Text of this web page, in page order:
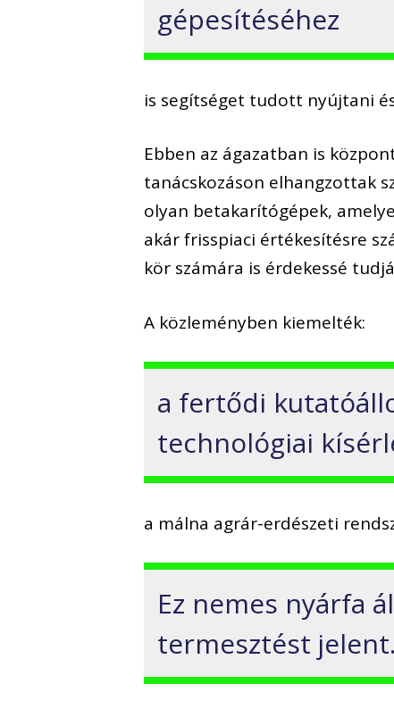
gépesítéséhez
is segítséget tudott nyújtani
Ebben az ágazatban is
tanácskozáson elhangzottak
olyan betakarítógépek,
akár frisspiaci értékesítésre
kör számára is érdekessé
A közleményben kiemelték:
a fertődi
technológiai
a málna agrár-erdészeti
Ez nemes nyárfa
termesztést jelent.